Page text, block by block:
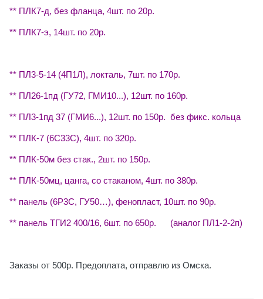
** ПЛК7-д, без фланца, 4шт. по 20р.
** ПЛК7-э, 14шт. по 20р.
** ПЛ3-5-14 (4П1Л), локталь, 7шт. по 170р.
** ПЛ26-1пд (ГУ72, ГМИ10...), 12шт. по 160р.
** ПЛ3-1пд 37 (ГМИ6...), 12шт. по 150р. без фикс. кольца
** ПЛК-7 (6С33С), 4шт. по 320р.
** ПЛК-50м без стак., 2шт. по 150р.
** ПЛК-50мц, цанга, со стаканом, 4шт. по 380р.
** панель (6Р3С, ГУ50…), фенопласт, 10шт. по 90р.
** панель ТГИ2 400/16, 6шт. по 650р. (аналог ПЛ1-2-2п)
Заказы от 500р. Предоплата, отправлю из Омска.